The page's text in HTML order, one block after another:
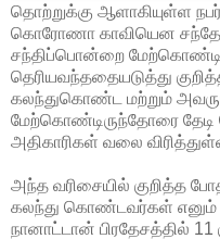
தொற்றுக்கு ஆளாகியுள்ள நபர்
கொரோணா காவியென
சந்திப்பொன்றை
தெரியவந்ததையடுத்து
கலந்துகொண்ட மற்றும்
மேற்கொண்டிருந்தோரை தேடி
அதிகாரிகள் வலை
அந்த வரிசையில் குறித்த
கலந்து கொண்டவர்கள் எனும்
நானாட்டான் பிரதேசத்தில்